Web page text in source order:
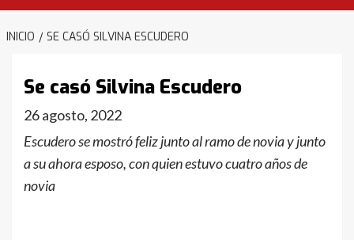
INICIO SE CASÓ SILVINA ESCUDERO
Se casó Silvina Escudero
26 agosto, 2022
Escudero se mostró feliz junto al ramo de novia y junto
a su ahora esposo, con quien estuvo cuatro años de
novia